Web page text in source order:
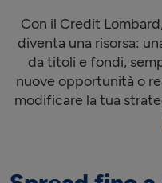
Con il Credit
diventa una risorsa:
da titoli e fondi,
nuove opportunità o
modificare la tua